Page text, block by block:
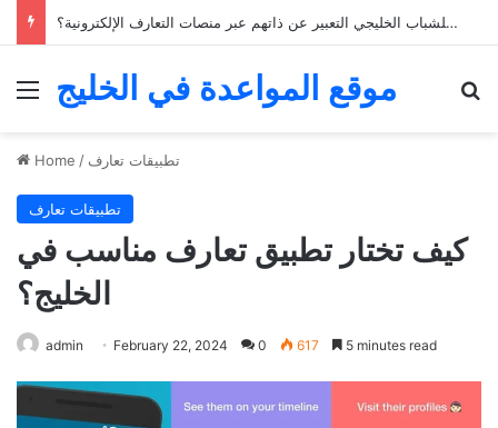
كيف يمكن للشباب الخليجي التعبير عن ذاتهم عبر منصات التعارف الإلكترونية؟
Menu
موقع المواعدة في الخليج
Home / تطبيقات تعارف
تطبيقات تعارف
كيف تختار تطبيق تعارف مناسب في
الخليج؟
admin February 22, 2024 0 617 5 minutes read